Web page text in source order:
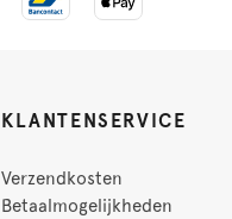
KLANTENSERVICE
Verzendkosten
Betaalmogelijkheden